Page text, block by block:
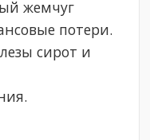
жемчуг
потери.
сирот и